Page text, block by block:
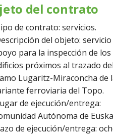
del contrato
de contrato: servicios.
del objeto: servicio
para la inspección de los
próximos al trazado del
Lugaritz-Miraconcha de
ferroviaria del Topo.
de ejecución/entrega:
Autónoma de
de ejecución/entrega: